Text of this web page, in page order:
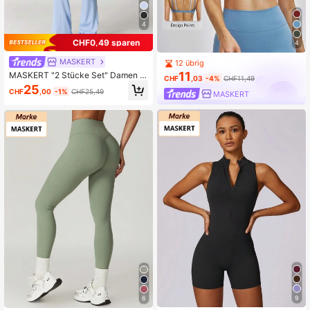
4
CHF0,49 sparen
MASKERT
MASKERT "2 Stücke Set" Damen Y
oga-Anzug Set Weste Schlaghose
Set Sportbekleidung hohe Dehnbar
ke Set lässig und bequem
CHF25 ,00 -1% CHF25,49
6
4
12 übrig
CHF11 ,03 -4% CHF11,49
MASKERT
9